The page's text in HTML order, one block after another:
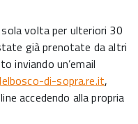
volta per ulteriori 30
già prenotate da altri
inviando un’email
di-sopra.re.it,
accedendo alla propria